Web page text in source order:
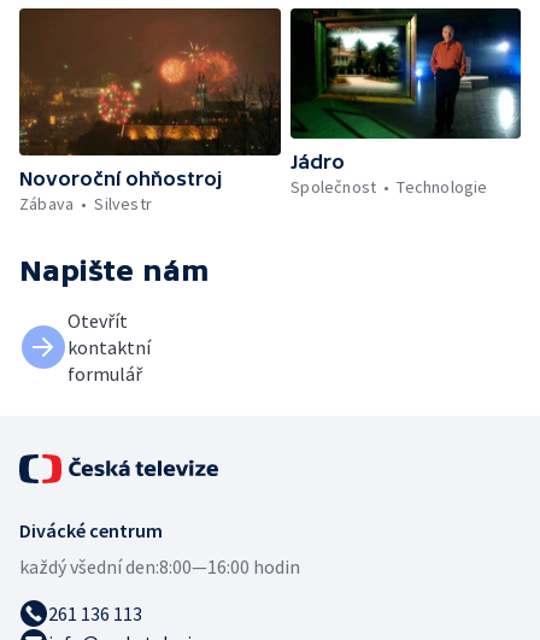
Novoroční ohňostroj
Zábava
Silvestr
Jádro
Společnost
Technologie
Napište nám
Otevřít
kontaktní
formulář
Divácké centrum
každý všední den:8:00—16:00 hodin
261 136 113